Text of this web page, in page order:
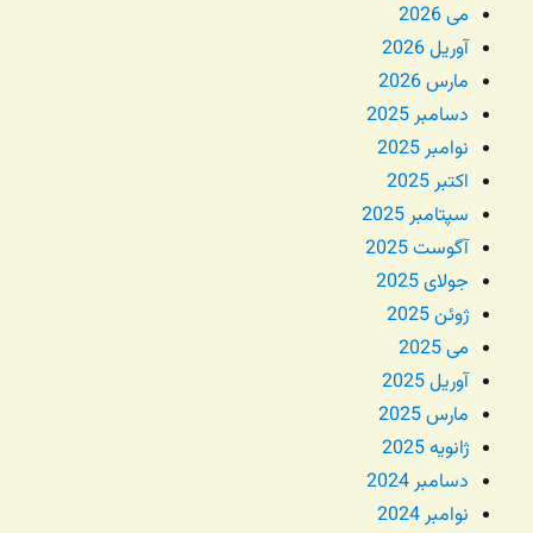
می 2026
آوریل 2026
مارس 2026
دسامبر 2025
نوامبر 2025
اکتبر 2025
سپتامبر 2025
آگوست 2025
جولای 2025
ژوئن 2025
می 2025
آوریل 2025
مارس 2025
ژانویه 2025
دسامبر 2024
نوامبر 2024